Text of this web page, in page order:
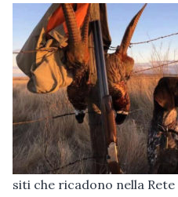
siti che ricadono nella